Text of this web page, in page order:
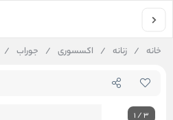
خانه / زنانه / اکسسوری / جوراب /
1/3